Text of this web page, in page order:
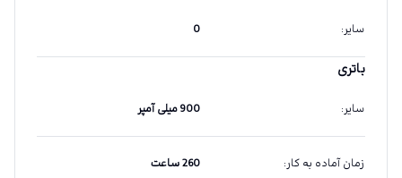
سایر:
0
باتری
سایر: 900 میلی آمپر
زمان آماده به کار: 260 ساعت